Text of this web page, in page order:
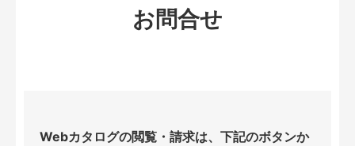
お問合せ
Webカタログの閲覧・請求は、下記のボタンか